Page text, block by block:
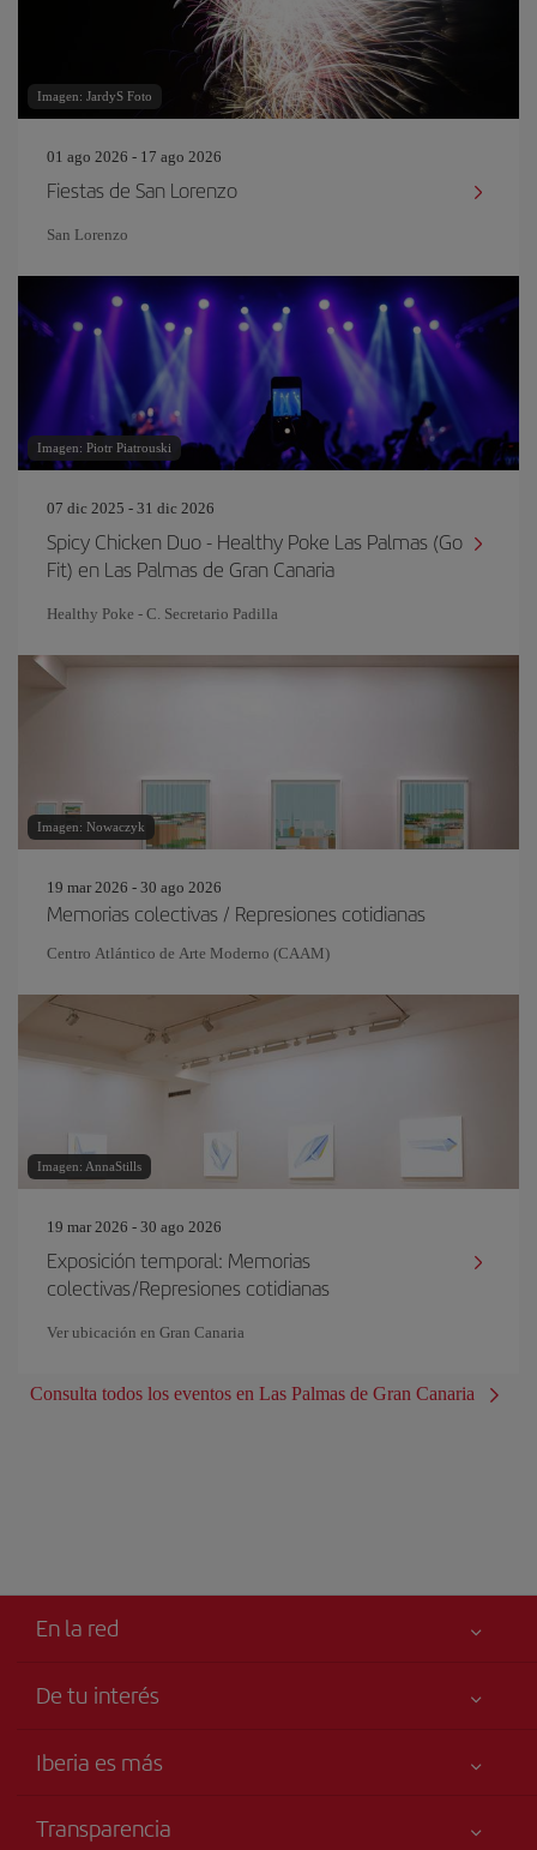
Imagen: JardyS Foto
01 ago 2026 - 17 ago 2026
Fiestas de San Lorenzo
San Lorenzo
Imagen: Piotr Piatrouski
07 dic 2025 - 31 dic 2026
Spicy Chicken Duo - Healthy Poke Las Palmas (Go
Fit) en Las Palmas de Gran Canaria
Healthy Poke - C. Secretario Padilla
Imagen: Nowaczyk
19 mar 2026 - 30 ago 2026
Memorias colectivas / Represiones cotidianas
Centro Atlántico de Arte Moderno (CAAM)
Imagen: AnnaStills
19 mar 2026 - 30 ago 2026
Exposición temporal: Memorias
colectivas/Represiones cotidianas
Ver ubicación en Gran Canaria
Consulta todos los eventos en Las Palmas de Gran Canaria
En la red
De tu interés
Tu seguridad es lo primero
Iberia es más
Talento a bordo
Transparencia